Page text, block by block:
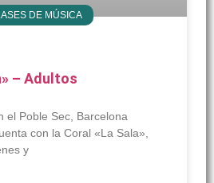
DE MÚSICA
– Adultos
el Poble Sec, Barcelona
con la Coral «La Sala»,
y